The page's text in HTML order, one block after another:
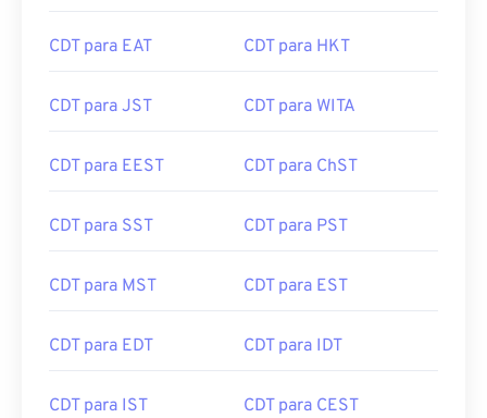
CDT para EAT CDT para HKT
CDT para JST CDT para WITA
CDT para EEST CDT para ChST
CDT para SST CDT para PST
CDT para MST CDT para EST
CDT para EDT CDT para IDT
CDT para IST CDT para CEST